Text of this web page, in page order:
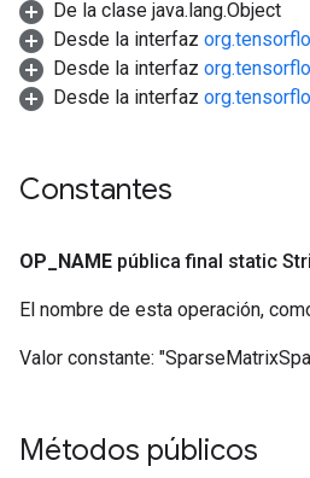
De la clase java.lang.Object
Desde la interfaz
Desde la interfaz
Desde la interfaz
Constantes
OP NAME pública final static
El nombre de esta operación,
Valor constante:
Métodos públicos